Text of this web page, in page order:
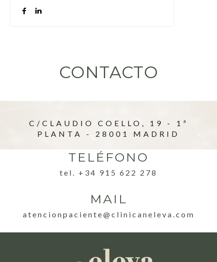
CONTACTO
C/CLAUDIO COELLO, 19 - 1ª
PLANTA - 28001 MADRID
TELÉFONO
tel. +34 915 622 278
MAIL
atencionpaciente@clinicaneleva.com